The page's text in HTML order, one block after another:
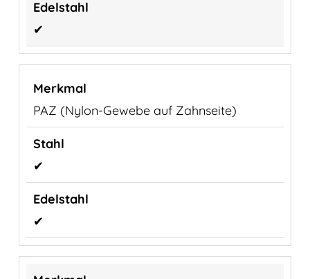
✔
PAZ (Nylon-Gewebe auf Zahnseite)
✔
✔